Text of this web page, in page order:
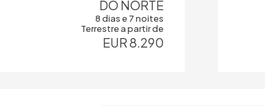
DO NORTE
8 dias e 7 noites
Terrestre a partir de
EUR 8.290